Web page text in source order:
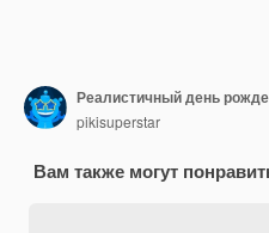
pikisuperstar
Вам также могут